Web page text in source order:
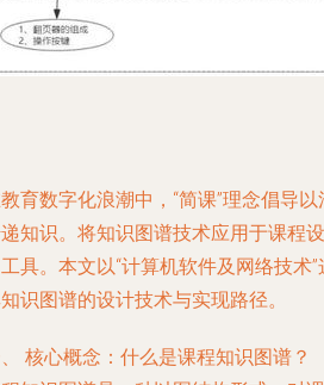
育数字化浪潮中，“简课”理念倡导
知识。将知识图谱技术应用于课程
具。本文以“计算机软件及网络技术
识图谱的设计技术与实现路径。
核心概念：什么是课程知识图谱？